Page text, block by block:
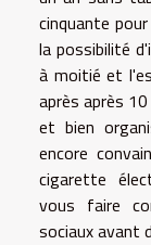
cinquante
la possibilité
à moitié et
après après
et bien
encore
cigarette
vous faire
sociaux avant